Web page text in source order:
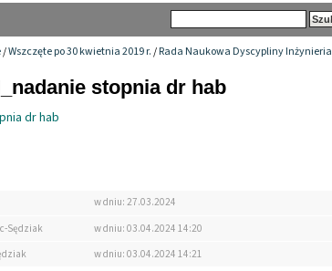
/Wszczęte po 30 kwietnia 2019 r./Rada Naukowa Dyscypliny Inżynieria
stopnia dr hab
dr hab
w dniu: 27.03.2024
Sędziak
w dniu: 03.04.2024 14:20
w dniu: 03.04.2024 14:21